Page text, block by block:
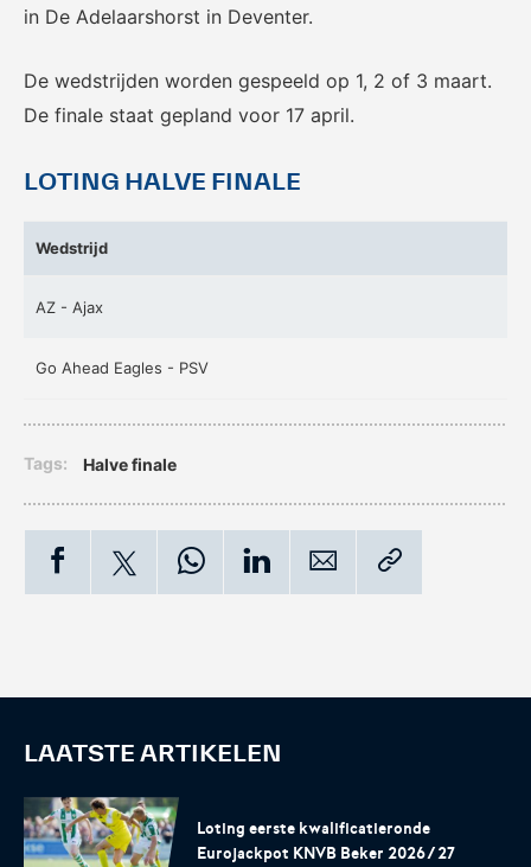
standen en alle
De online assistent voor alle
KNVB Shop KNVB Ticketshop
in De Adelaarshorst in Deventer.
De wedstrijden worden gespeeld op 1, 2 of 3 maart.
De finale staat gepland voor 17 april.
LOTING HALVE FINALE
Wedstrijd
AZ - Ajax
Go Ahead Eagles - PSV
Tags: halve finale
LAATSTE ARTIKELEN
Loting eerste kwalificatieronde
Eurojackpot KNVB Beker 2026/27